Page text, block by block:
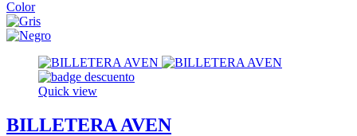
Color
Quick view
BILLETERA AVEN